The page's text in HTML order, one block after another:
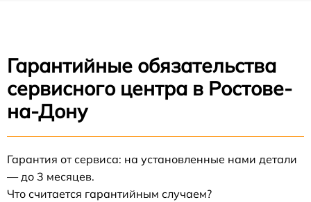
Гарантийные обязательства
сервисного центра в Ростове-
на-Дону
Гарантия от сервиса: на установленные нами детали
— до 3 месяцев.
Что считается гарантийным случаем?